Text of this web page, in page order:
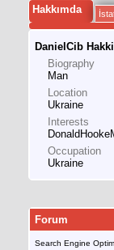
Hakkımda
DanielCib
Biography
Man
Location
Ukraine
Interests
Occupation
Ukraine
Forum
Search Engine